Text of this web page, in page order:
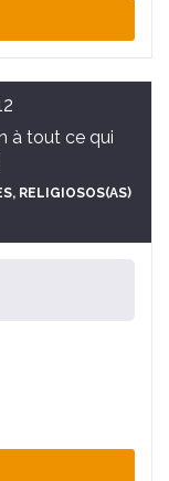
à tout ce qui
, RELIGIOSOS(AS)